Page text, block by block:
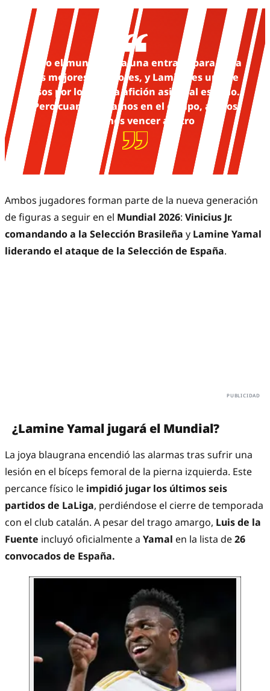
Todo el mundo paga una entrada para ver a
los mejores jugadores, y Lamine es uno de
esos por los que la afición asiste al estadio.
Pero cuando estamos en el campo, ambos
queremos vencer al otro
Ambos jugadores forman parte de la nueva generación
de figuras a seguir en el Mundial 2026: Vinicius Jr.
comandando a la Selección Brasileña y Lamine Yamal
liderando el ataque de la Selección de España.
¿Lamine Yamal jugará el Mundial?
La joya blaugrana encendió las alarmas tras sufrir una
lesión en el bíceps femoral de la pierna izquierda. Este
percance físico le impidió jugar los últimos seis
partidos de LaLiga, perdiéndose el cierre de temporada
con el club catalán. A pesar del trago amargo, Luis de la
Fuente incluyó oficialmente a Yamal en la lista de26
convocados de España.